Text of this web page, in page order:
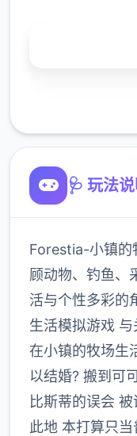
🩺 玩法说
Forestia-小镇的
顾动物、钓鱼、
活与个性多彩的
生活模拟游戏
在小镇的牧场生
以结婚? 搬到可
比斯蒂的误会
此地 本打算只